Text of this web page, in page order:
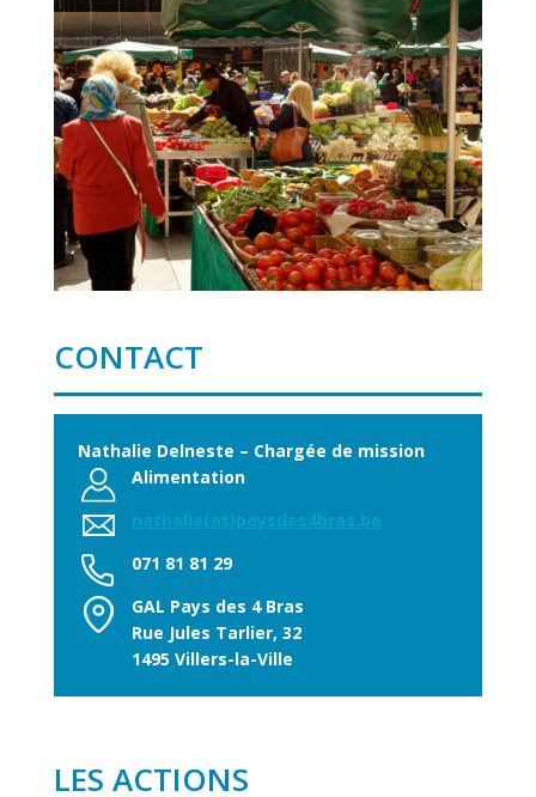
CONTACT
Nathalie Delneste – Chargée de mission
Alimentation
nathalie(at)paysdes4bras.be
071 81 81 29
GAL Pays des 4 Bras
Rue Jules Tarlier, 32
1495 Villers-la-Ville
LES ACTIONS